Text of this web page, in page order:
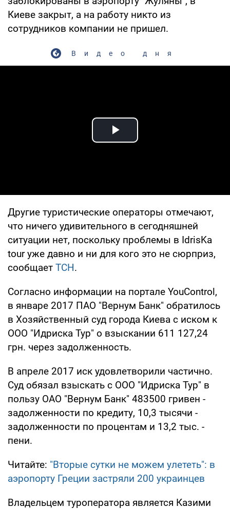
Киеве закрыт, а на работу никто из
сотрудников компании не пришел.
Видео дня
Play Video
Другие туристические операторы отмечают,
что ничего удивительного в сегодняшней
ситуации нет, поскольку проблемы в IdrisKa
tour уже давно и ни для кого это не сюрприз,
сообщает ТСН.
Согласно информации на портале YouControl,
в январе 2017 ПАО "Вернум Банк" обратилось
в Хозяйственный суд города Киева с иском к
ООО "Идриска Тур" о взыскании 611 127,24
грн. через задолженность.
В апреле 2017 иск удовлетворили частично.
Суд обязал взыскать с ООО "Идриска Тур" в
пользу ОАО "Вернум Банк" 483500 гривен -
задолженности по кредиту, 10,3 тысячи -
задолженности по процентам и 13,2 тыс. -
пени.
Читайте: "Вторые сутки не можем улететь": в
аэропорту Греции застряли 200 украинцев
Владельцем туроператора является Казими